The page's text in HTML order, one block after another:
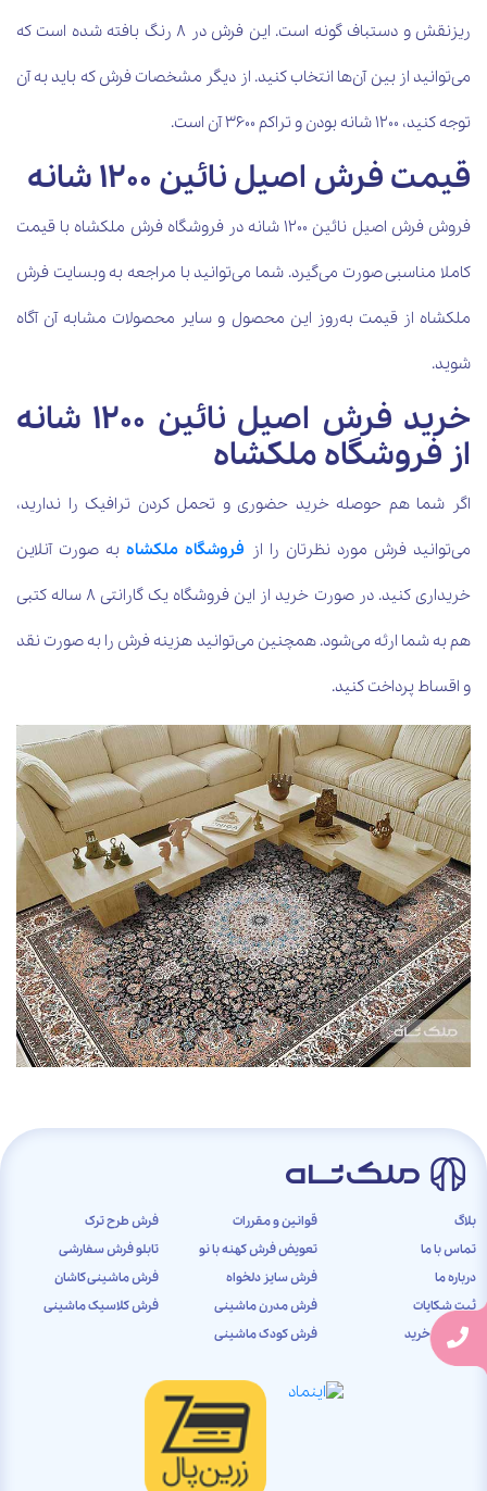
ریزنقش و دستباف گونه است. این فرش در 8 رنگ بافته شده است که
می‌توانید از بین آن‌ها انتخاب کنید. از دیگر مشخصات فرش که باید به آن
توجه کنید، 1200 شانه بودن و تراکم 3600 آن است.
قیمت فرش اصیل نائین 1200 شانه
فروش فرش اصیل نائین 1200 شانه در فروشگاه فرش ملکشاه با قیمت
کاملا مناسبی صورت می‌گیرد. شما می‌توانید با مراجعه به وبسایت فرش
ملکشاه از قیمت به‌روز این محصول و سایر محصولات مشابه آن آگاه
شوید.
خرید فرش اصیل نائین 1200 شانه
از فروشگاه ملکشاه
اگر شما هم حوصله خرید حضوری و تحمل کردن ترافیک را ندارید،
می‌توانید فرش مورد نظرتان را از فروشگاه ملکشاهبه صورت آنلاین
خریداری کنید. در صورت خرید از این فروشگاه یک گارانتی 8 ساله کتبی
هم به شما ارئه می‌شود. همچنین می‌توانید هزینه فرش را به صورت نقد
و اقساط پرداخت کنید.
بلاگ
تماس با ما
درباره ما
ثبت شکایات
راهنمای خرید
قوانین و مقررات
تعویض فرش کهنه با نو
فرش سایز دلخواه
فرش مدرن ماشینی
فرش کودک ماشینی
فرش طرح ترک
تابلو فرش سفارشی
فرش ماشینی کاشان
فرش کلاسیک ماشینی